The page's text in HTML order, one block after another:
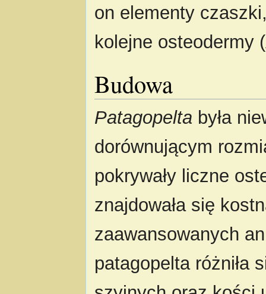
on elementy
kolejne osteodermy
Budowa
Patagopelta była
dorównującym
pokrywały liczne
znajdowała się
zaawansowanych
patagopelta różniła